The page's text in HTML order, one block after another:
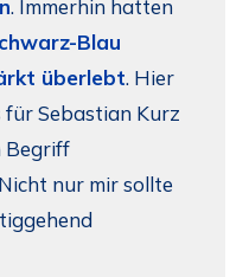
. Immerhin hatten
Blau
überlebt. Hier
Sebastian Kurz
Begriff
nur mir sollte